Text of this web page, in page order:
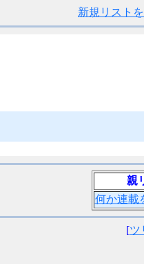
新規リスト
親
何か連
[ツ